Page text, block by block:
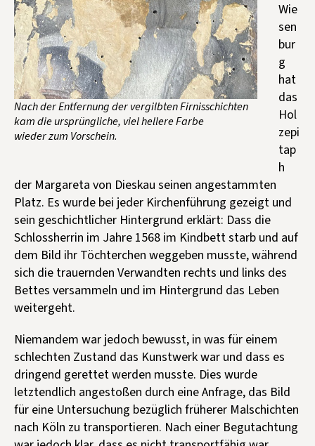
Spenden
Nach der Entfernung der vergilbten Firnisschichten
kam die ursprüngliche, viel hellere Farbe
wieder zum Vorschein.
Wie
sen
bur
g
hat
das
Hol
zepi
tap
h
der Margareta von Dieskau seinen angestammten
Platz. Es wurde bei jeder Kirchenführung gezeigt und
sein geschichtlicher Hintergrund erklärt: Dass die
Schlossherrin im Jahre 1568 im Kindbett starb und auf
dem Bild ihr Töchterchen weggeben musste, während
sich die trauernden Verwandten rechts und links des
Bettes versammeln und im Hintergrund das Leben
weitergeht.
Niemandem war jedoch bewusst, in was für einem
schlechten Zustand das Kunstwerk war und dass es
dringend gerettet werden musste. Dies wurde
letztendlich angestoßen durch eine Anfrage, das Bild
für eine Untersuchung bezüglich früherer Malschichten
nach Köln zu transportieren. Nach einer Begutachtung